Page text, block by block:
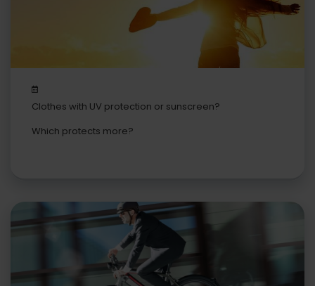
Clothes with UV protection or sunscreen?
Which protects more?